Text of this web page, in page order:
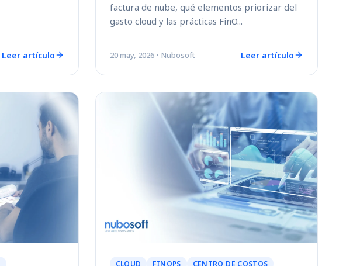
Leer artículo
factura de nube, qué elementos priorizar del
gasto cloud y las prácticas FinO...
20 may, 2026 • Nubosoft Leer artículo